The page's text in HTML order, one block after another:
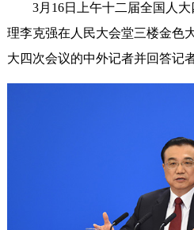
3月16日上午十二届全国人大
理李克强在人民大会堂三楼金色
大四次会议的中外记者并回答记